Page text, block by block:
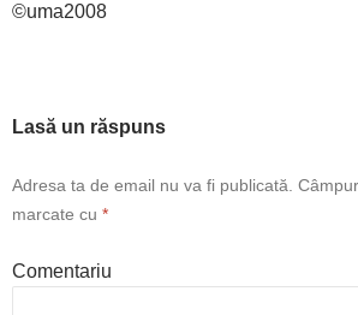
©uma2008
Lasă un răspuns
Adresa ta de email nu va fi publicată.
marcate cu *
Comentariu